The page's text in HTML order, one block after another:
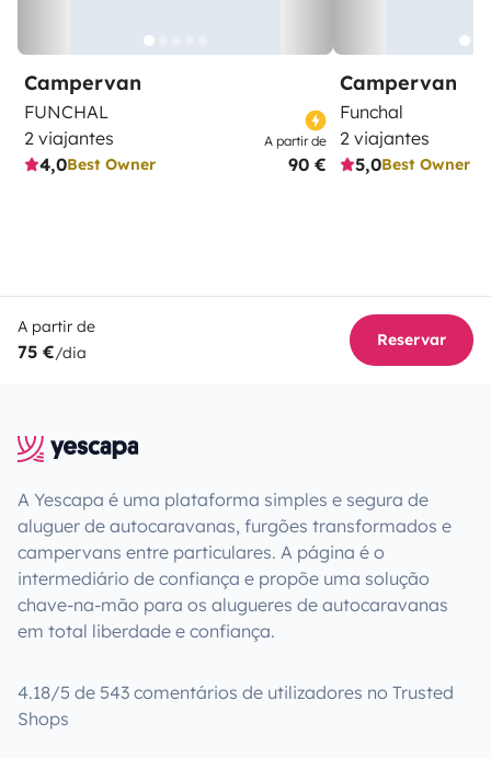
Campervan
FUNCHAL
2 viajantes
4,0Best Owner
A partir de
90 €
Campervan
Funchal
2 viajantes
5,0Best Owner
A partir de
75 €/dia
Reservar
A Yescapa é uma plataforma simples e segura de
aluguer de autocaravanas, furgões transformados e
campervans entre particulares. A página é o
intermediário de confiança e propõe uma solução
chave-na-mão para os alugueres de autocaravanas
em total liberdade e confiança.
4.18/5 de 543 comentários de utilizadores no Trusted
Shops